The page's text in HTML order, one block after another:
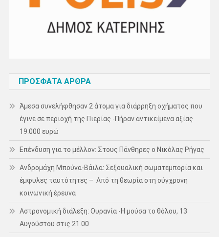
ΠΡΌΣΦΑΤΑ ΆΡΘΡΑ
Άμεσα συνελήφθησαν 2 άτομα για διάρρηξη οχήματος που
έγινε σε περιοχή της Πιερίας -Πήραν αντικείμενα αξίας
19.000 ευρώ
Επένδυση για το μέλλον: Στους Πάνθηρες ο Νικόλας Ρήγας
Ανδρομάχη Μπούνα-Βάιλα: Σεξουαλική σωματεμπορία και
έμφυλες ταυτότητες – Από τη θεωρία στη σύγχρονη
κοινωνική έρευνα
Αστρονομική διάλεξη: Ουρανία -Η μούσα το θόλου, 13
Αυγούστου στις 21.00